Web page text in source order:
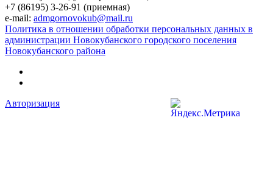
+7 (86195) 3-26-91 (приемная)
e-mail: admgornovokub@mail.ru
Политика в отношении обработки персональных данных в
администрации Новокубанского городского поселения
Новокубанского района
Авторизация